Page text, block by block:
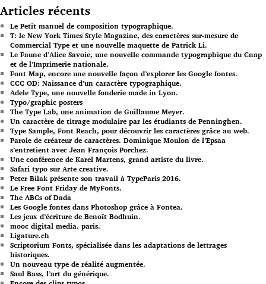
Articles récents
Le Petit manuel de composition typographique.
T: le New York Times Style Magazine, des caractères sur-mesure de
Commercial Type et une nouvelle maquette de Patrick Li.
Le Faune d’Alice Savoie, une nouvelle commande typographique du Cnap
et de l’Imprimerie nationale.
Font Map, encore une nouvelle façon d’explorer les Google fontes.
CCC OD: Naissance d’un caractère typographique.
Adele Type, une nouvelle fonderie made in Lyon.
Typo/graphic posters
The Type Lab, une animation de Guillaume Meyer.
Un caractère de titrage modulaire par les étudiants de Penninghen.
Type Sample, Font Reach, pour découvrir les caractères grâce au web.
Parole de créateur de caractères. Dominique Moulon de l’Epsaa
s’entretient avec Jean François Porchez.
Une conférence de Karel Martens, grand artiste du livre.
Safari typo sur Arte creative.
Peter Bilak présente son travail à TypeParis 2016.
Le Free Font Friday de MyFonts.
The ABCs of Dada
Les Google fontes dans Photoshop grâce à Fontea.
Les jeux d’écriture de Benoît Bodhuin.
mooc digital media. paris.
Ligature.ch
Scriptorium Fonts, spécialisée dans les adaptations de lettrages
historiques.
Un nouveau type de réalité augmentée.
Saul Bass, l’art du générique.